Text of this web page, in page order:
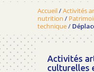
ACCUEIL
ACTIVITÉS
Accueil/Activités
nutrition /
technique/
Activités
culturelles